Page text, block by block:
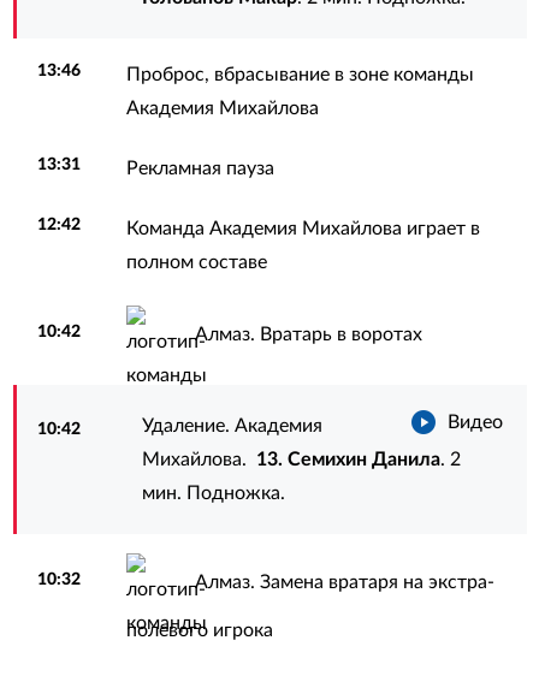
13:46
Проброс, вбрасывание в зоне команды
Академия Михайлова
13:31 Рекламная пауза
12:42
Команда Академия Михайлова играет в
полном составе
10:42 Алмаз. Вратарь в воротах
10:42 Видео
Удаление. Академия
Михайлова. 13. Семихин Данила. 2
мин. Подножка.
10:32 Алмаз. Замена вратаря на экстра-
полевого игрока